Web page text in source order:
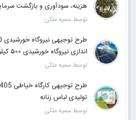
هزینه، سودآوری و بازگشت
توسط سمیه ملکی
اندازی نیروگاه خورشیدی ۵۰۰ کیلووات
توسط سمیه ملکی
تولیدی لباس زنانه
توسط سمیه ملکی